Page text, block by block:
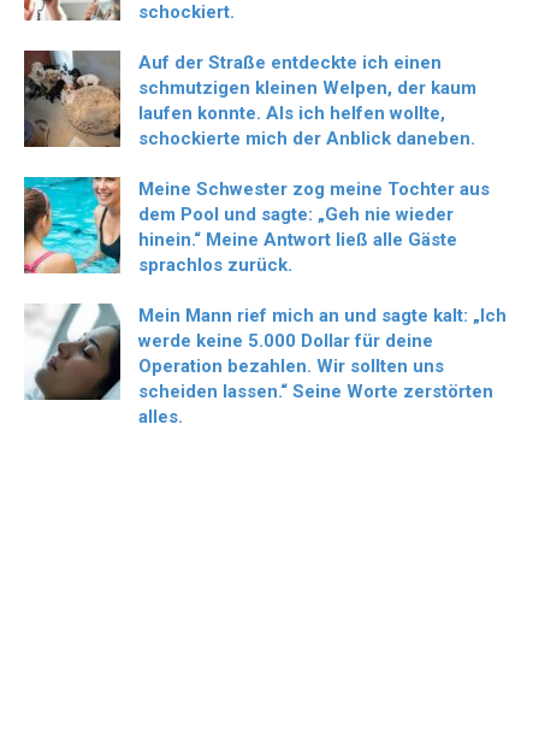
schockiert.
Auf der Straße entdeckte ich einen
schmutzigen kleinen Welpen, der kaum
laufen konnte. Als ich helfen wollte,
schockierte mich der Anblick daneben.
Meine Schwester zog meine Tochter aus
dem Pool und sagte: „Geh nie wieder
hinein.“ Meine Antwort ließ alle Gäste
sprachlos zurück.
Mein Mann rief mich an und sagte kalt: „Ich
werde keine 5.000 Dollar für deine
Operation bezahlen. Wir sollten uns
scheiden lassen.“ Seine Worte zerstörten
alles.